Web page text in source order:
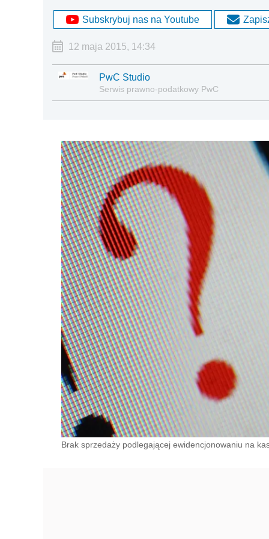
Subskrybuj nas na Youtube
12 maja 2015, 14:34
PwC Studio
Serwis prawno-podatkowy PwC
Brak sprzedaży podlegającej ewidencjonowaniu na